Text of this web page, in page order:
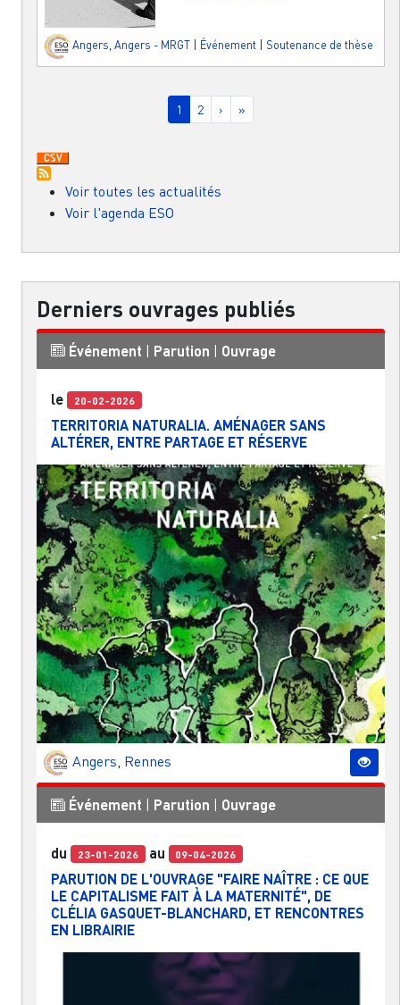
Angers Angers - MRGT Événement Soutenance de thèse
Page courante
1 Page
2 Page suivante
› Dernière page
»
Voir toutes les actualités
Voir l'agenda ESO
Derniers ouvrages publiés
Événement | Parution | Ouvrage
le 20-02-2026
TERRITORIA NATURALIA. AMÉNAGER SANS
ALTÉRER, ENTRE PARTAGE ET RÉSERVE
Angers Rennes
Événement Parution Ouvrage
du 23-01-2026 au 09-04-2026
PARUTION DE L'OUVRAGE "FAIRE NAÎTRE : CE QUE
LE CAPITALISME FAIT À LA MATERNITÉ", DE
CLÉLIA GASQUET-BLANCHARD, ET RENCONTRES
EN LIBRAIRIE